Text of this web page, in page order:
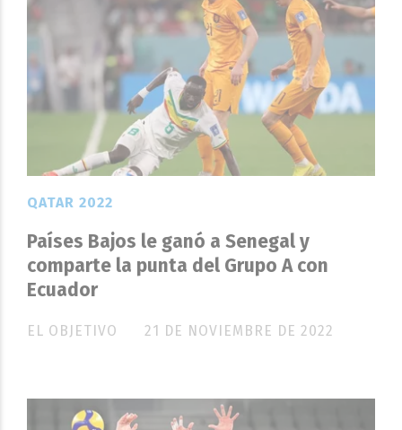
Países Bajos le ganó a Senegal y
comparte la punta del Grupo A con
Ecuador
EL OBJETIVO
QATAR 2022
21 DE NOVIEMBRE DE 2022